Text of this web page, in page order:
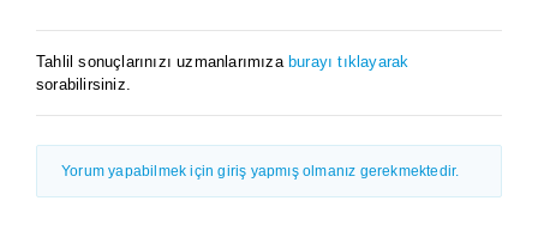
Tahlil sonuçlarınızı uzmanlarımıza burayı tıklayarak
sorabilirsiniz.
Yorum yapabilmek için giriş yapmış olmanız gerekmektedir.